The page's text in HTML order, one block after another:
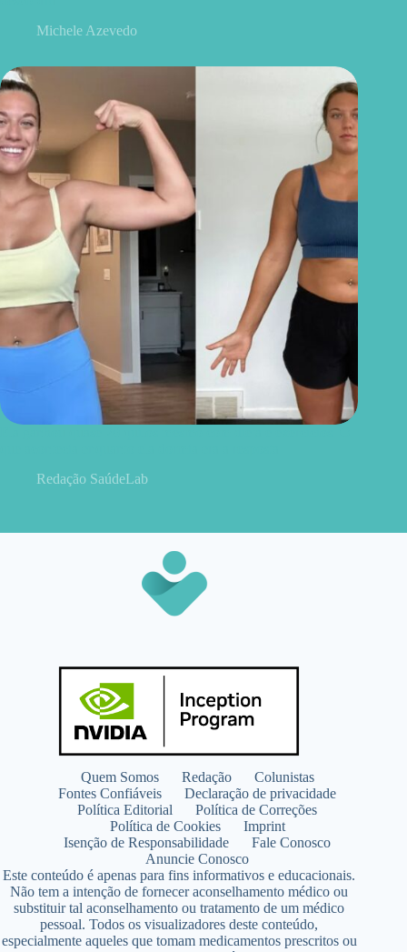
Michele Azevedo
Redação SaúdeLab
Quem Somos Redação
Colunistas
Fontes Confiáveis
Declaração de privacidade
Política Editorial
Política de Correções
Política de Cookies
Imprint
Isenção de Responsabilidade
Fale Conosco
Anuncie Conosco
Este conteúdo é apenas para fins informativos e educacionais.
Não tem a intenção de fornecer aconselhamento médico ou
substituir tal aconselhamento ou tratamento de um médico
pessoal. Todos os visualizadores deste conteúdo,
especialmente aqueles que tomam medicamentos prescritos ou